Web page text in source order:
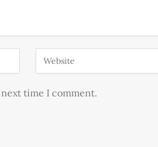
time I comment.